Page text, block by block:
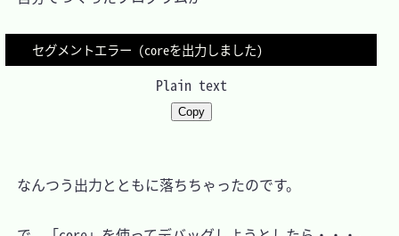
Plain text
Copy
なんつう出力とともに落ちちゃったのです。